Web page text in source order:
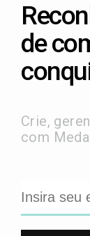
de
Crie,
com